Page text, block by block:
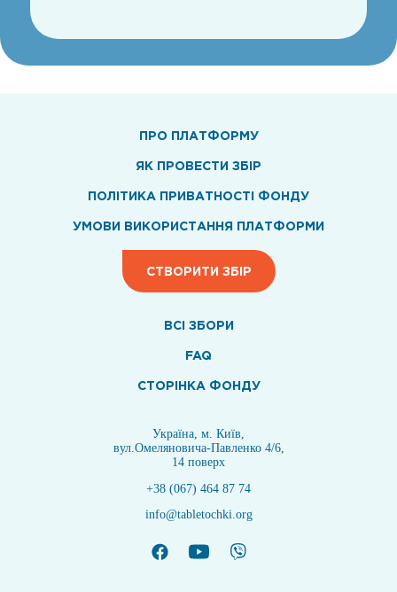
ПРО ПЛАТФОРМУ
ЯК ПРОВЕСТИ ЗБІР
ПОЛІТИКА ПРИВАТНОСТІ ФОНДУ
УМОВИ ВИКОРИСТАННЯ ПЛАТФОРМИ
СТВОРИТИ ЗБІР
ВСI ЗБОРИ
FAQ
СТОРІНКА ФОНДУ
Україна, м. Київ,
вул.Омеляновича-Павленко 4/6,
14 поверх
+38 (067) 464 87 74
info@tabletochki.org